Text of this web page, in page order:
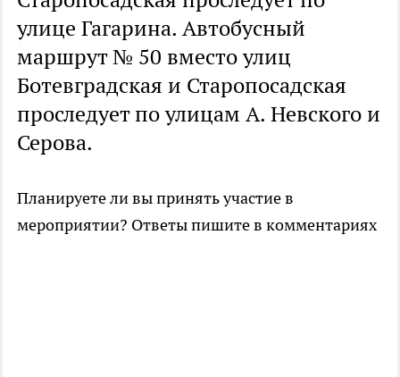
улице Гагарина. Автобусный
маршрут № 50 вместо улиц
Ботевградская и Старопосадская
проследует по улицам А. Невского и
Серова.
Планируете ли вы принять участие в
мероприятии? Ответы пишите в комментариях